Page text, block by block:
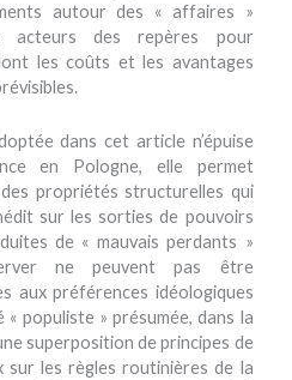
autour des « affaires »
acteurs des repères pour
les coûts et les avantages
dans cet article n’épuise
en Pologne, elle permet
des propriétés structurelles qui
sur les sorties de pouvoirs
de « mauvais perdants »
ne peuvent pas être
aux préférences idéologiques
populiste » présumée, dans la
superposition de principes de
sur les règles routinières de la